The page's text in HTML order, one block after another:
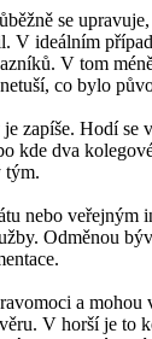
se
V ideálním
V tom
co bylo
zapíše. Hodí se
kde dva
tým.
nebo veřejným
Odměnou
a mohou
V horší je to